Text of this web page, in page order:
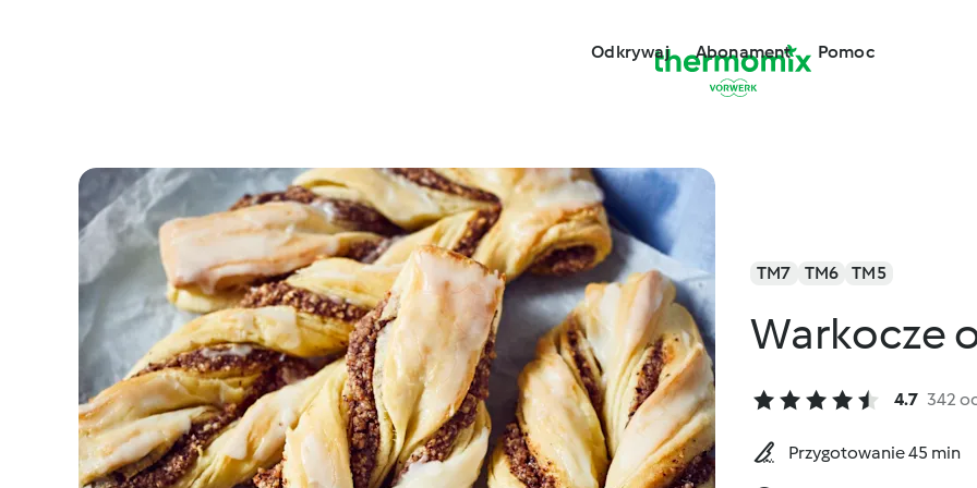
Odkrywaj Abonament Pomoc
TM7 TM6 TM5
Warkocze
4.7 342
Przygotowanie 45 min